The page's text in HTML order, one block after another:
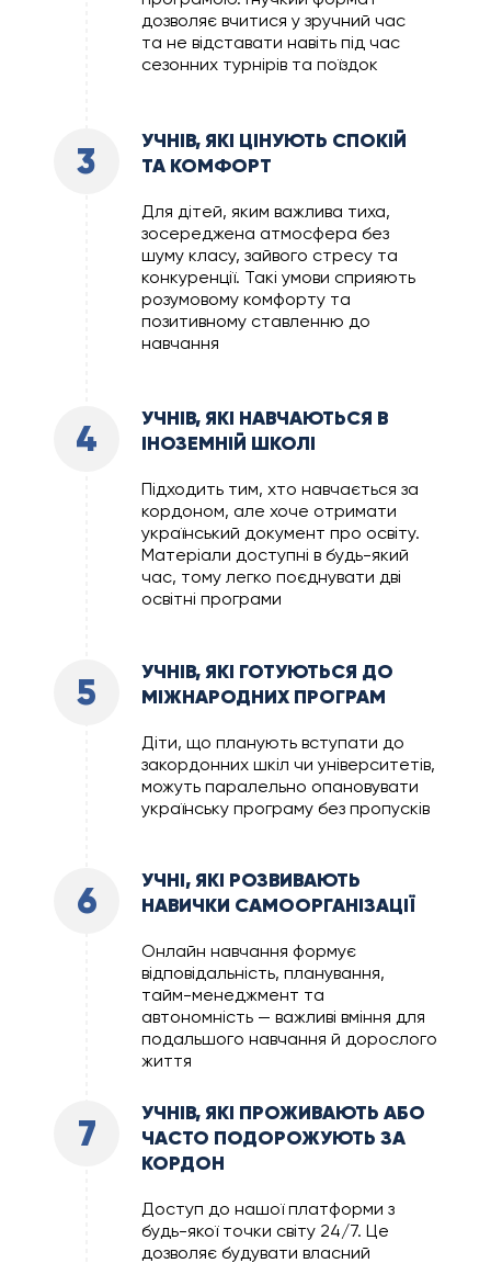
УЧНІ, ЯКІ РОЗВИВАЮТЬ
НАВИЧКИ САМООРГАНІЗАЦІЇ
Онлайн навчання формує
відповідальність, планування,
тайм-менеджмент та
автономність — важливі вміння для
подальшого навчання й дорослого
життя
6
УЧНІВ, ЯКІ ПРОЖИВАЮТЬ АБО
ЧАСТО ПОДОРОЖУЮТЬ ЗА
КОРДОН
Доступ до нашої платформи з
будь-якої точки світу 24/7. Це
дозволяє будувати власний
7
УЧНІВ, ЯКІ ГОТУЮТЬСЯ ДО
МІЖНАРОДНИХ ПРОГРАМ
Діти, що планують вступати до
закордонних шкіл чи університетів,
можуть паралельно опановувати
українську програму без пропусків
5
дозволяє вчитися у зручний час
та не відставати навіть під час
сезонних турнірів та поїздок
УЧНІВ, ЯКІ ЦІНУЮТЬ СПОКІЙ
ТА КОМФОРТ
Для дітей, яким важлива тиха,
зосереджена атмосфера без
шуму класу, зайвого стресу та
конкуренції. Такі умови сприяють
розумовому комфорту та
позитивному ставленню до
навчання
3
УЧНІВ, ЯКІ НАВЧАЮТЬСЯ В
ІНОЗЕМНІЙ ШКОЛІ
Підходить тим, хто навчається за
кордоном, але хоче отримати
український документ про освіту.
Матеріали доступні в будь-який
час, тому легко поєднувати дві
освітні програми
4